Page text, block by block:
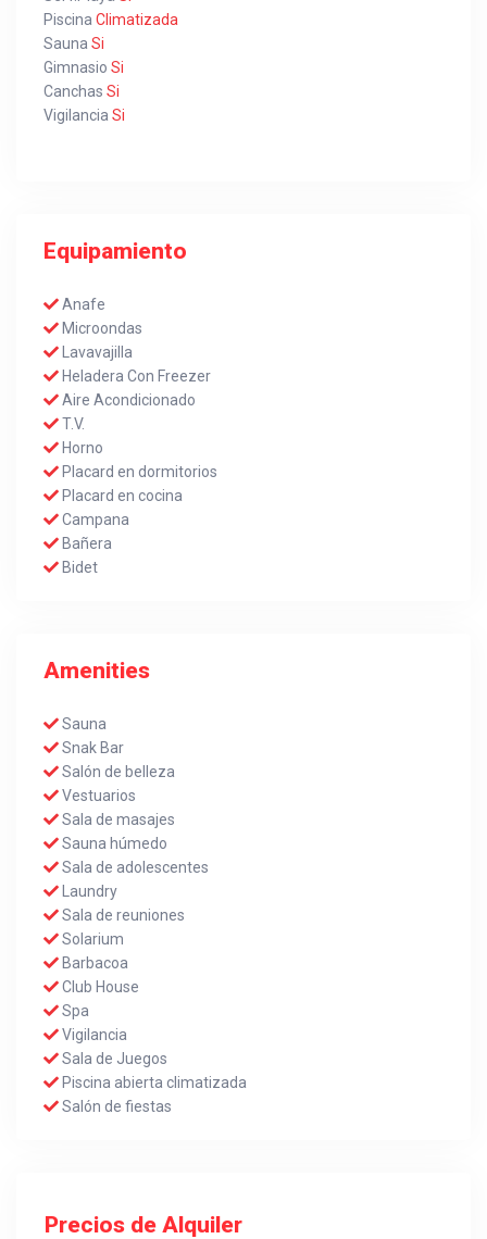
Piscina Climatizada
Sauna Si
Gimnasio Si
Canchas Si
Vigilancia Si
Equipamiento
Anafe
Microondas
Lavavajilla
Heladera Con Freezer
Aire Acondicionado
T.V.
Horno
Placard en dormitorios
Placard en cocina
Campana
Bañera
Bidet
Amenities
Sauna
Snak Bar
Salón de belleza
Vestuarios
Sala de masajes
Sauna húmedo
Sala de adolescentes
Laundry
Sala de reuniones
Solarium
Barbacoa
Club House
Spa
Vigilancia
Sala de Juegos
Piscina abierta climatizada
Salón de fiestas
Precios de Alquiler